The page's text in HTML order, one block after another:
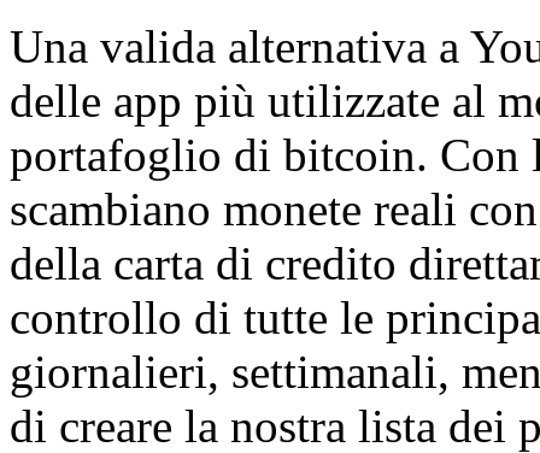
Una valida alternativa a
delle app più utilizzate al
portafoglio di bitcoin. Con
scambiano monete reali
della carta di credito
controllo di tutte le
giornalieri, settimanali,
di creare la nostra lista dei